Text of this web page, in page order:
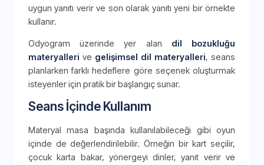
uygun yanıtı verir ve son olarak yanıtı yeni bir örnekte
kullanır.
Odyogram üzerinde yer alan dil bozukluğu
materyalleri ve gelişimsel dil materyalleri, seans
planlarken farklı hedeflere göre seçenek oluşturmak
isteyenler için pratik bir başlangıç sunar.
Seans İçinde Kullanım
Materyal masa başında kullanılabileceği gibi oyun
içinde de değerlendirilebilir. Örneğin bir kart seçilir,
çocuk karta bakar, yönergeyi dinler, yanıt verir ve